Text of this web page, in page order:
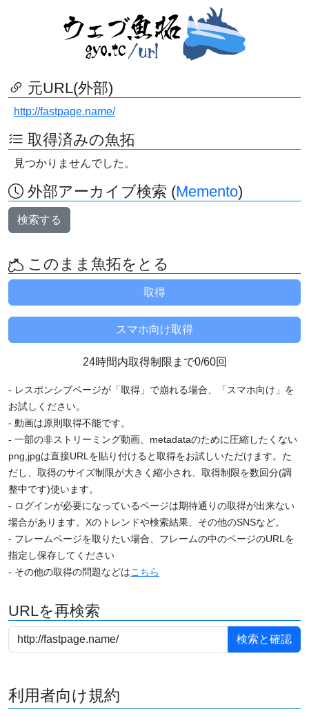
元URL(外部)
http://fastpage.name/
取得済みの魚拓
見つかりませんでした。
外部アーカイブ検索 (Memento)
検索する
このまま魚拓をとる
24時間内取得制限まで0/60回
- レスポンシブページが「取得」で崩れる場合、「スマホ向け」を
お試しください。
- 動画は原則取得不能です。
- 一部の非ストリーミング動画、metadataのために圧縮したくない
png,jpgは直接URLを貼り付けると取得をお試しいただけます。た
だし、取得のサイズ制限が大きく縮小され、取得制限を数回分(調
整中です)使います。
- ログインが必要になっているページは期待通りの取得が出来ない
場合があります。Xのトレンドや検索結果、その他のSNSなど。
- フレームページを取りたい場合、フレームの中のページのURLを
指定し保存してください
- その他の取得の問題などはこちら
URLを再検索
利用者向け規約